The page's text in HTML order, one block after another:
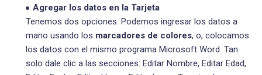
Agregar los datos en la Tarjeta
Tenemos dos opciones. Podemos ingresar los datos a
mano usando los marcadores de colores, o, colocamos
los datos con el mismo programa Microsoft Word. Tan
solo dale clic a las secciones: Editar Nombre, Editar Edad,